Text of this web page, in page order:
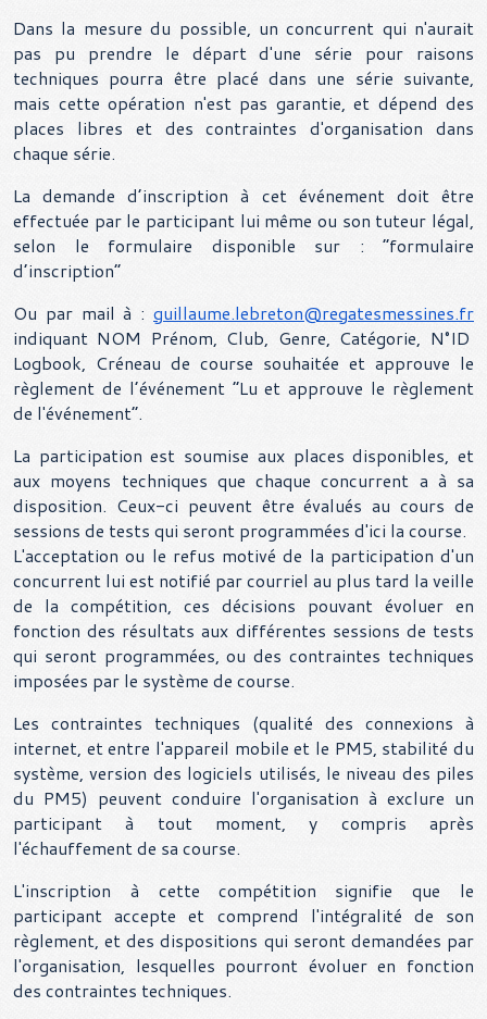
Dans la mesure du possible, un concurrent qui n'aurait
pas pu prendre le départ d'une série pour raisons
techniques pourra être placé dans une série suivante,
mais cette opération n'est pas garantie, et dépend des
places libres et des contraintes d'organisation dans
chaque série.
La demande d’inscription à cet événement doit être
effectuée par le participant lui même ou son tuteur légal,
selon le formulaire disponible sur : “formulaire
d’inscription”
Ou par mail à : guillaume.lebreton@regatesmessines.fr
indiquant NOM Prénom, Club, Genre, Catégorie, N°ID
Logbook, Créneau de course souhaitée et approuve le
règlement de l’événement “Lu et approuve le règlement
de l'événement”.
La participation est soumise aux places disponibles, et
aux moyens techniques que chaque concurrent a à sa
disposition. Ceux-ci peuvent être évalués au cours de
sessions de tests qui seront programmées d'ici la course.
L'acceptation ou le refus motivé de la participation d'un
concurrent lui est notifié par courriel au plus tard la veille
de la compétition, ces décisions pouvant évoluer en
fonction des résultats aux différentes sessions de tests
qui seront programmées, ou des contraintes techniques
imposées par le système de course.
Les contraintes techniques (qualité des connexions à
internet, et entre l'appareil mobile et le PM5, stabilité du
système, version des logiciels utilisés, le niveau des piles
du PM5) peuvent conduire l'organisation à exclure un
participant à tout moment, y compris après
l'échauffement de sa course.
L'inscription à cette compétition signifie que le
participant accepte et comprend l'intégralité de son
règlement, et des dispositions qui seront demandées par
l'organisation, lesquelles pourront évoluer en fonction
des contraintes techniques.